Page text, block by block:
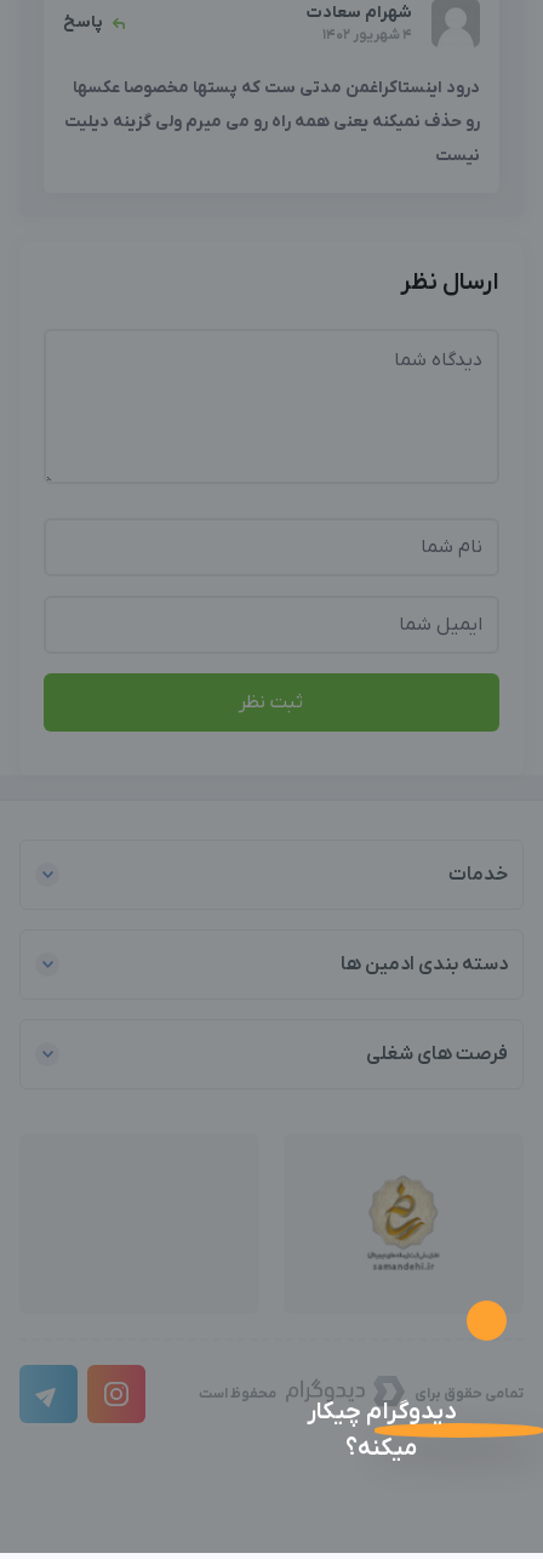
شهرام سعادت
4 شهریور 1402
پاسخ
درود اینستاکراغمن مدتی ست که پستها مخصوصا عکسها
رو حذف نمیکنه یعنی همه راه رو می میرم ولی گزینه دیلیت
نیست
ارسال نظر
ثبت نظر
خدمات
دسته بندی ادمین ها
فرصت های شغلی
تمامی حقوق برای محفوظ است
دیدوگرام چیکار
میکنه؟